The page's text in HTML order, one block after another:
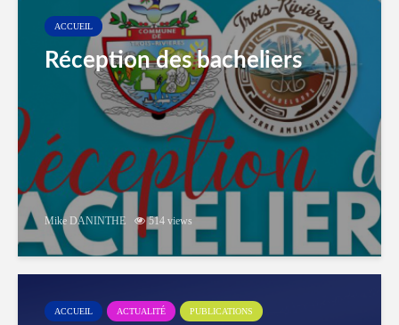
ACCUEIL
Réception des bacheliers
Mike DANINTHE 514 views
ACCUEIL ACTUALITÉ PUBLICATIONS